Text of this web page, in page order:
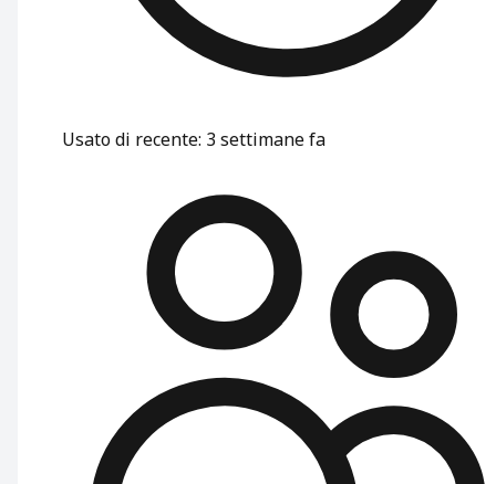
Usato di recente: 3 settimane fa